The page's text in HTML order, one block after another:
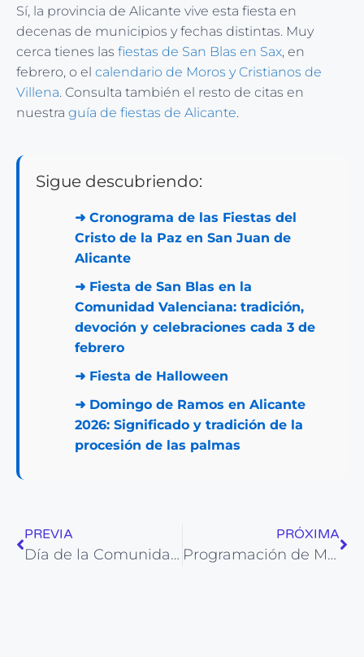
Sí, la provincia de Alicante vive esta fiesta en
decenas de municipios y fechas distintas. Muy
cerca tienes las fiestas de San Blas en Sax, en
febrero, o el calendario de Moros y Cristianos de
Villena. Consulta también el resto de citas en
nuestra guía de fiestas de Alicante.
Sigue descubriendo:
➜ Cronograma de las Fiestas del
Cristo de la Paz en San Juan de
Alicante
➜ Fiesta de San Blas en la
Comunidad Valenciana: tradición,
devoción y celebraciones cada 3 de
febrero
➜ Fiesta de Halloween
➜ Domingo de Ramos en Alicante
2026: Significado y tradición de la
procesión de las palmas
PREVIA
Día de la Comunidad Valenciana [Calendario oficial]
PRÓXIMA
Programación de Moros y Cristianos de Altea